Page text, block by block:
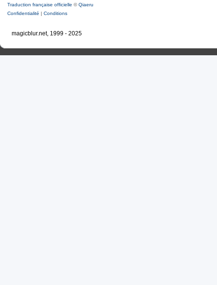
Traduction française officielle ©Qiaeru
Confidentialité | Conditions
magicblur.net, 1999 - 2025